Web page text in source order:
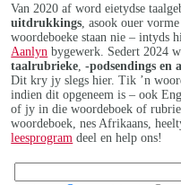
Van 2020 af word eietydse
uitdrukkings , asook ouer
woordeboeke staan nie – intyds
Aanlyn bygewerk. Sedert 2024
taalrubrieke ,-podsendings en
Dit kry jy slegs hier. Tik ’n
indien dit opgeneem is – ook
of jy in die woordeboek of
woordeboek, nes Afrikaans,
leesprogram deel en help ons!